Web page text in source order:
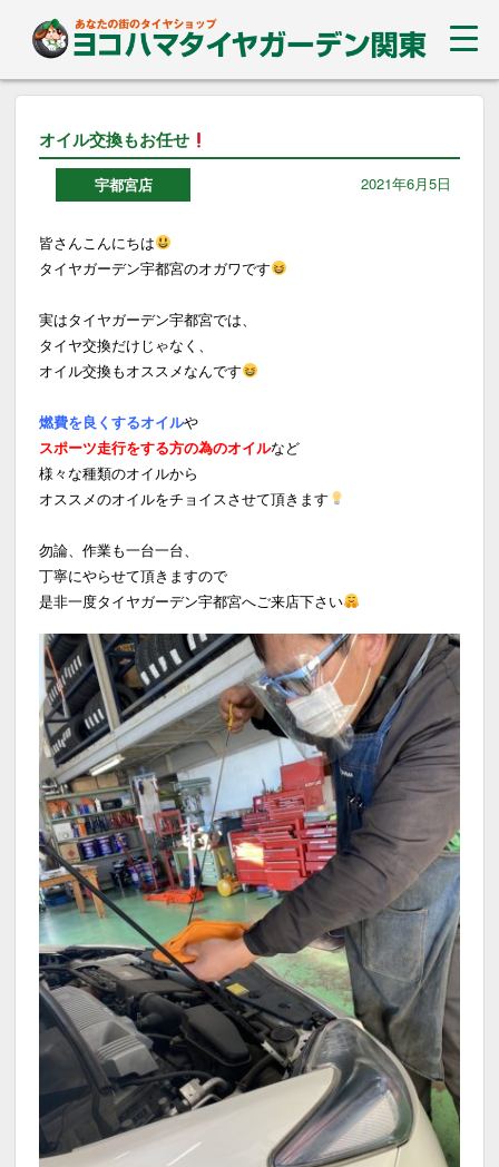
オイル交換もお任せ
宇都宮店 2021年6月5日
皆さんこんにちは
タイヤガーデン宇都宮のオガワです
実はタイヤガーデン宇都宮では、
タイヤ交換だけじゃなく、
オイル交換もオススメなんです
燃費を良くするオイルや
スポーツ走行をする方の為のオイルなど
様々な種類のオイルから
オススメのオイルをチョイスさせて頂きます
勿論、作業も一台一台、
丁寧にやらせて頂きますので
是非一度タイヤガーデン宇都宮へご来店下さい